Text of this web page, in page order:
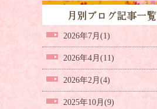
2026年7月(1)
2026年4月(11)
2026年2月(4)
2025年10月(9)